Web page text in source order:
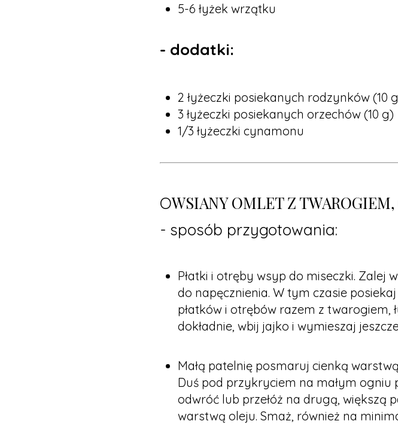
5-6 łyżek wrzątku
- dodatki:
2 łyżeczki posiekanych rodzynków (10
3 łyżeczki posiekanych orzechów (10 g)
1/3 łyżeczki cynamonu
OWSIANY OMLET Z
- sposób przygotowania:
Płatki i otręby wsyp do miseczki. Zalej
do napęcznienia. W tym czasie
płatków i otrębów razem z twarogiem,
dokładnie, wbij jajko i wymieszaj
Małą patelnię posmaruj cienką
Duś pod przykryciem na małym ogniu
odwróć lub przełóż na drugą, większą
warstwą oleju. Smaż, również na